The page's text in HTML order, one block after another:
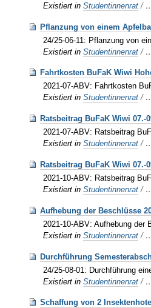
Existiert in Studentinnenrat /
Pflanzung von einem
24/25-06-11: Pflanzung von
Existiert in Studentinnenrat /
Fahrtkosten BuFaK Wiwi
2021-07-ABV: Fahrtkosten
Existiert in Studentinnenrat /
Ratsbeitrag BuFaK Wiwi 07.-
2021-07-ABV: Ratsbeitrag
Existiert in Studentinnenrat /
Ratsbeitrag BuFaK Wiwi 07.-
2021-10-ABV: Ratsbeitrag
Existiert in Studentinnenrat /
Aufhebung der Beschlüsse
2021-10-ABV: Aufhebung der
Existiert in Studentinnenrat /
Durchführung
24/25-08-01: Durchführung
Existiert in Studentinnenrat /
Schaffung von 2